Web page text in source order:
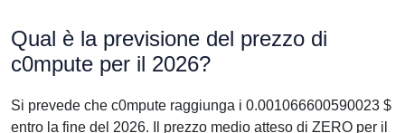
Qual è la previsione del prezzo di
c0mpute per il 2026?
Si prevede che c0mpute raggiunga i 0.001066600590023 $
entro la fine del 2026. Il prezzo medio atteso di ZERO per il